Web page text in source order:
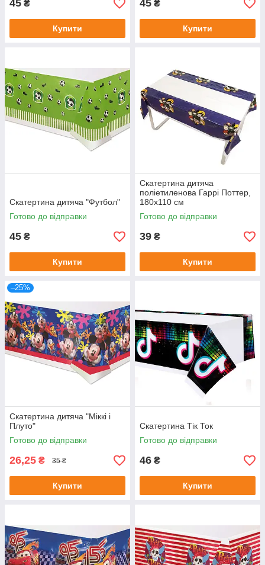
45 ₴
Купити
45 ₴
Купити
Скатертина дитяча "Футбол"
Готово до відправки
45 ₴
Купити
Скатертина дитяча
поліетиленова Гаррі Поттер,
180х110 см
Готово до відправки
39 ₴
Купити
–25%
Скатертина дитяча "Міккі і
Плуто"
Готово до відправки
26,25 ₴ 35 ₴
Купити
Скатертина Тік Ток
Готово до відправки
46 ₴
Купити